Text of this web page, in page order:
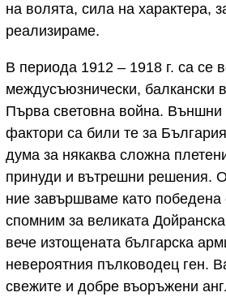
на волята, сила на характера,
реализираме.
В периода 1912 – 1918 г. са се
междусъюзнически, балкански
Първа световна война.
фактори са били те за
дума за някаква сложна
принуди и вътрешни решения.
ние завършваме като победена
спомним за великата
вече изтощената българска
невероятния пълководец ген.
свежите и добре въоръжени